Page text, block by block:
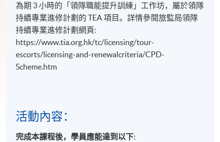
為期 3 小時的「領隊職能提升訓練」工作坊，屬於領隊
持續專業進修計劃的 TEA 項目。詳情參閱旅監局領隊
持續專業進修計劃網頁:
https://www.tia.org.hk/tc/licensing/tour-
escorts/licensing-and-renewalcriteria/CPD-
Scheme.htm
活動內容：
完成本課程後，學員應能達到以下: